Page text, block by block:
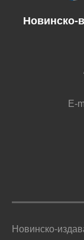
Новинско-
E-
Новинско-